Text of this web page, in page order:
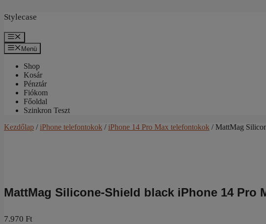
a
Stylecase
Menü
Shop
Kosár
Pénztár
Fiókom
Főoldal
Szinkron Teszt
Kezdőlap / iPhone telefontokok / iPhone 14 Pro Max telefontokok / MattMag
MattMag Silicone-Shield black iPhone 14 Pro
7.970 Ft